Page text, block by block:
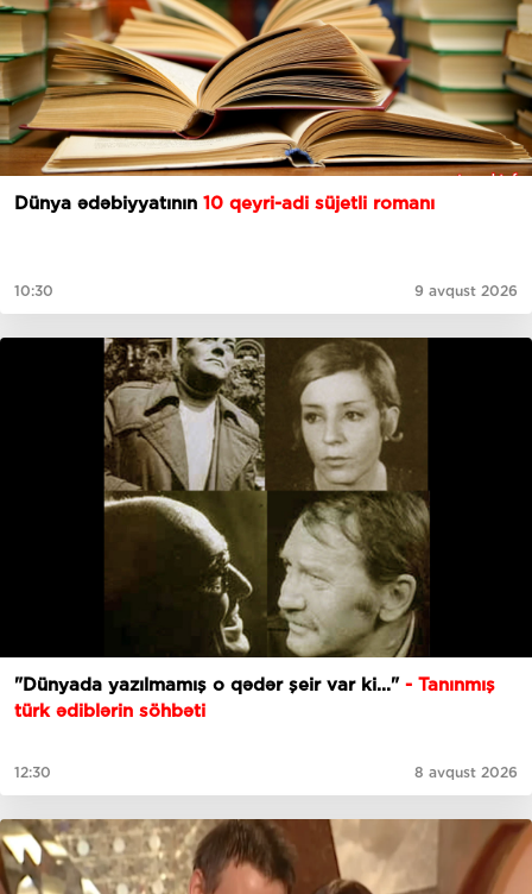
Dünya ədəbiyyatının 10 qeyri-adi süjetli romanı
10:30 9 avqust 2026
"Dünyada yazılmamış o qədər şeir var ki..." - Tanınmış
türk ədiblərin söhbəti
12:30 8 avqust 2026